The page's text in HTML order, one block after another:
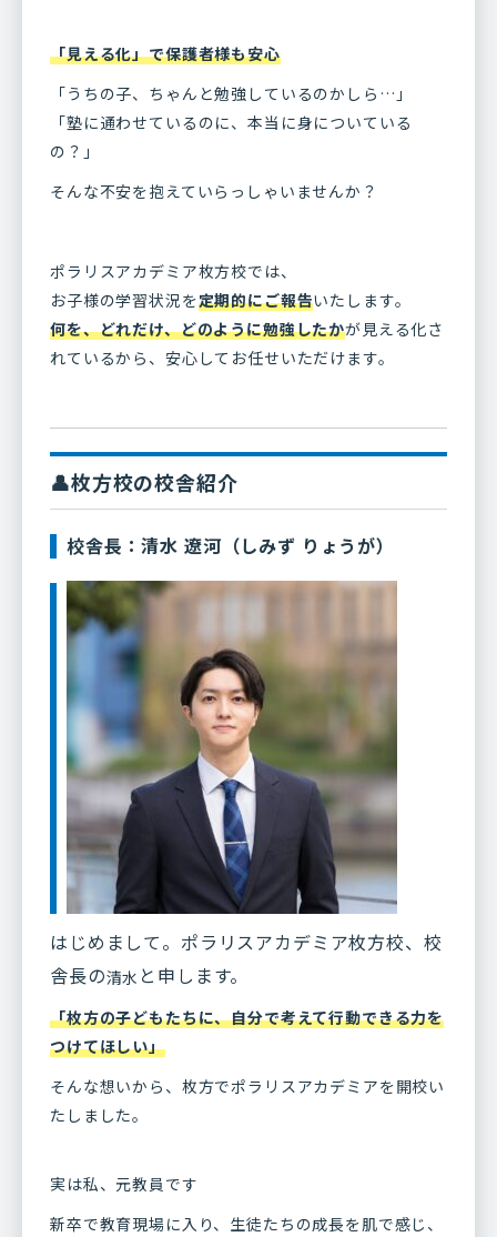
「見える化」で保護者様も安心
「うちの子、ちゃんと勉強しているのかしら…」
「塾に通わせているのに、本当に身についている
の？」
そんな不安を抱えていらっしゃいませんか？
ポラリスアカデミア枚方校では、
お子様の学習状況を定期的にご報告いたします。
何を、どれだけ、どのように勉強したかが見える化さ
れているから、安心してお任せいただけます。
👤枚方校の校舎紹介
校舎長：清水 遼河（しみず りょうが）
はじめまして。ポラリスアカデミア枚方校、校
舎長の清水 と申します。
「枚方の子どもたちに、自分で考えて行動できる力を
つけてほしい」
そんな想いから、枚方でポラリスアカデミアを開校い
たしました。
実は私、元教員です
新卒で教育現場に入り、生徒たちの成長を肌で感じ、